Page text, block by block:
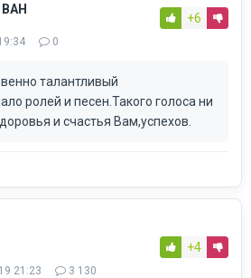
0
+6
талантливый
ролей и песен.Такого голоса ни
и счастья Вам,успехов.
21:23 3 130
+4